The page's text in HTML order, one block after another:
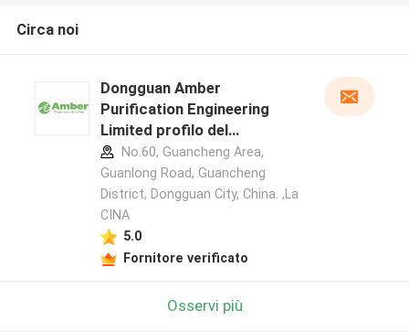
Circa noi
Dongguan Amber
Purification Engineering
Limited profilo del
produttore
No.60, Guancheng Area,
Guanlong Road, Guancheng
District, Dongguan City, China. ,La
CINA
5.0
Fornitore verificato
Osservi più